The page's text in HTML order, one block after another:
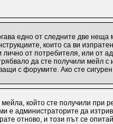
едно от следните две
които са ви
от потребителя, или
да сте получили мейл
с форумите. Ако сте
който сте получили при
администраторите да
отново, и този път се